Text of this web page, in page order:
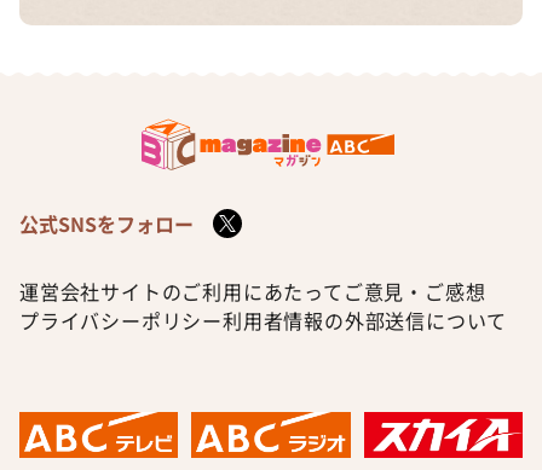
公式SNSをフォロー
運営会社サイトのご利用にあたって ご意見・ご感想
プライバシーポリシー利用者情報の外部送信について